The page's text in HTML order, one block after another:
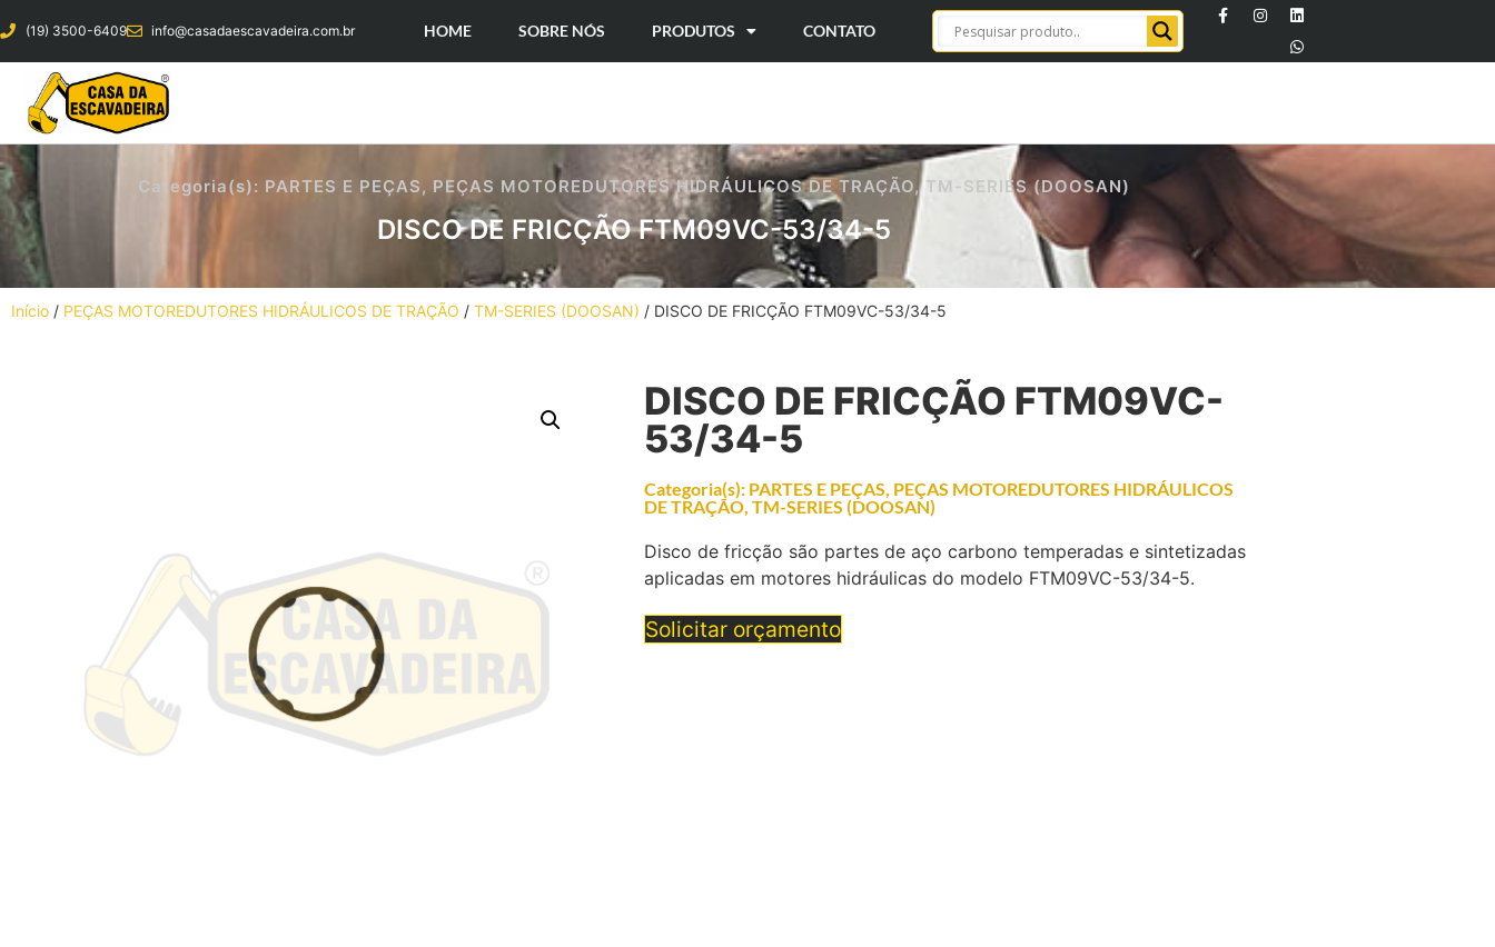
(19) 3500-6409 info@casadaescavadeira.com.br HOME SOBRE NÓS PRODUTOS CONTATO
Categoria(s): PARTES E PEÇAS, PEÇAS MOTOREDUTORES HIDRÁULICOS DE TRAÇÃO,TM-SERIES (DOOSAN)
DISCO DE FRICÇÃO FTM09VC-53/34-5
Início / PEÇAS MOTOREDUTORES HIDRÁULICOS DE TRAÇÃO / TM-SERIES (DOOSAN) / DISCO DE FRICÇÃO FTM09VC-53/34-5
DISCO DE FRICÇÃO FTM09VC-
53/34-5
Categoria(s): PARTES E PEÇAS, PEÇAS MOTOREDUTORES HIDRÁULICOS
DE TRAÇÃO,TM-SERIES (DOOSAN)
Disco de fricção são partes de aço carbono temperadas e sintetizadas
aplicadas em motores hidráulicas do modelo FTM09VC-53/34-5.
Solicitar orçamento